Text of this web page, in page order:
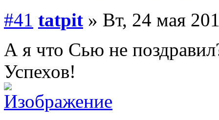
#41 tatpit » Вт, 24 мая
А я что Сью не
Успехов!